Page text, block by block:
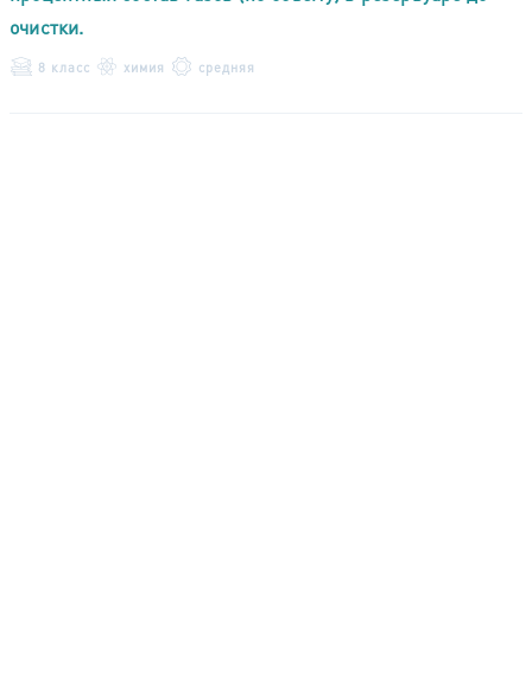
очистки.
8 класс химия средняя